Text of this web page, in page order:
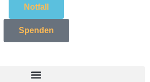
Notfall
Spenden